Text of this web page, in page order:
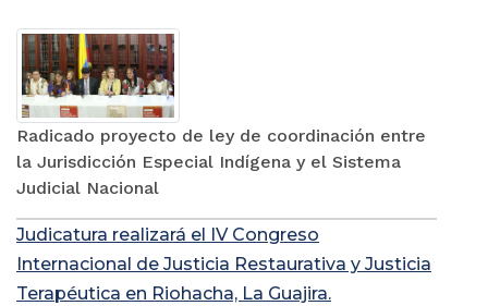
Radicado proyecto de ley de coordinación entre
la Jurisdicción Especial Indígena y el Sistema
Judicial Nacional
Judicatura realizará el IV Congreso
Internacional de Justicia Restaurativa y Justicia
Terapéutica en Riohacha, La Guajira.